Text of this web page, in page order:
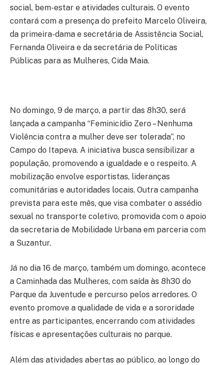
social, bem-estar e atividades culturais. O evento
contará com a presença do prefeito Marcelo Oliveira,
da primeira-dama e secretária de Assistência Social,
Fernanda Oliveira e da secretária de Políticas
Públicas para as Mulheres, Cida Maia.
No domingo, 9 de março, a partir das 8h30, será
lançada a campanha “Feminicídio Zero – Nenhuma
Violência contra a mulher deve ser tolerada”, no
Campo do Itapeva. A iniciativa busca sensibilizar a
população, promovendo a igualdade e o respeito. A
mobilização envolve esportistas, lideranças
comunitárias e autoridades locais. Outra campanha
prevista para este mês, que visa combater o assédio
sexual no transporte coletivo, promovida com o apoio
da secretaria de Mobilidade Urbana em parceria com
a Suzantur.
Já no dia 16 de março, também um domingo, acontece
a Caminhada das Mulheres, com saída às 8h30 do
Parque da Juventude e percurso pelos arredores. O
evento promove a qualidade de vida e a sororidade
entre as participantes, encerrando com atividades
físicas e apresentações culturais no parque.
Além das atividades abertas ao público, ao longo do